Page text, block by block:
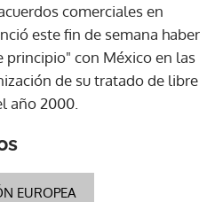
comerciales en
este fin de semana haber
principio" con México en las
de su tratado de libre
año 2000.
EUROPEA